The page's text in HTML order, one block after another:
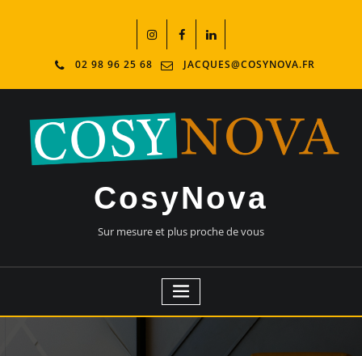
02 98 96 25 68 JACQUES@COSYNOVA.FR
CosyNova
Sur mesure et plus proche de vous